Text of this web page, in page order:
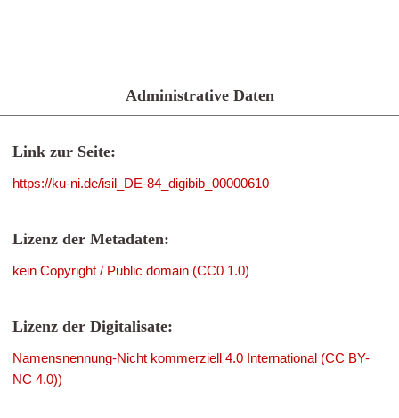
Administrative Daten
Link zur Seite:
https://ku-ni.de/isil_DE-84_digibib_00000610
Lizenz der Metadaten:
kein Copyright / Public domain (CC0 1.0)
Lizenz der Digitalisate:
Namensnennung-Nicht kommerziell 4.0 International (CC BY-
NC 4.0))